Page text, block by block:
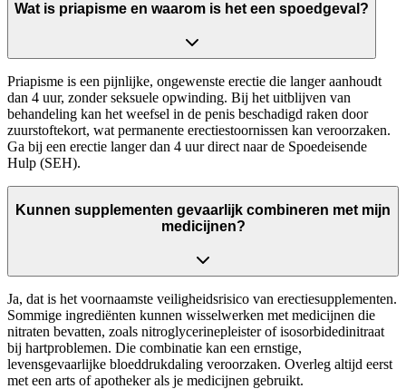
Wat is priapisme en waarom is het een spoedgeval?
Priapisme is een pijnlijke, ongewenste erectie die langer aanhoudt
dan 4 uur, zonder seksuele opwinding. Bij het uitblijven van
behandeling kan het weefsel in de penis beschadigd raken door
zuurstoftekort, wat permanente erectiestoornissen kan veroorzaken.
Ga bij een erectie langer dan 4 uur direct naar de Spoedeisende
Hulp (SEH).
Kunnen supplementen gevaarlijk combineren met mijn
medicijnen?
Ja, dat is het voornaamste veiligheidsrisico van erectiesupplementen.
Sommige ingrediënten kunnen wisselwerken met medicijnen die
nitraten bevatten, zoals nitroglycerinepleister of isosorbidedinitraat
bij hartproblemen. Die combinatie kan een ernstige,
levensgevaarlijke bloeddrukdaling veroorzaken. Overleg altijd eerst
met een arts of apotheker als je medicijnen gebruikt.